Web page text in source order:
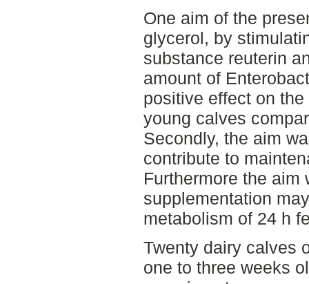
One aim of the
glycerol, by
substance reuterin
amount of
positive effect on
young calves
Secondly, the aim
contribute to
Furthermore the
supplementation
metabolism of 24 h
Twenty dairy calves
one to three weeks